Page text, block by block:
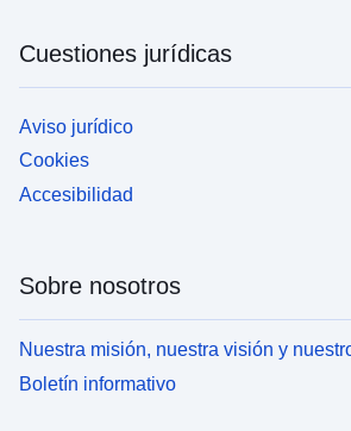
Cuestiones jurídicas
Aviso jurídico
Cookies
Accesibilidad
Sobre nosotros
Nuestra misión, nuestra visión y
Boletín informativo